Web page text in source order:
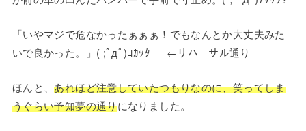
「いやマジで危なかったぁぁぁ！でもなんとか大丈夫みた
いで良かった。」( ;ﾟдﾟ)ﾖｶｯﾀｰ ←リハーサル通り
ほんと、あれほど注意していたつもりなのに、笑ってしま
うぐらい予知夢の通りになりました。